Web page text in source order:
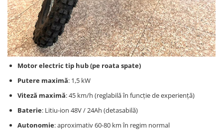
Motor electric tip hub (pe roata spate)
Putere maximă: 1,5 kW
Viteză maximă: 45 km/h (reglabilă în funcție de experiență)
Baterie: Litiu-ion 48V / 24Ah (detasabilă)
Autonomie: aproximativ 60-80 km în regim normal